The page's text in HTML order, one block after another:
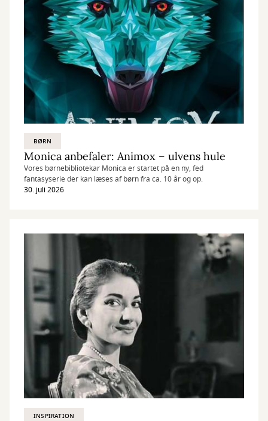
BØRN
Monica anbefaler: Animox – ulvens hule
Vores børnebibliotekar Monica er startet på en ny, fed
fantasyserie der kan læses af børn fra ca. 10 år og op.
30. juli 2026
INSPIRATION